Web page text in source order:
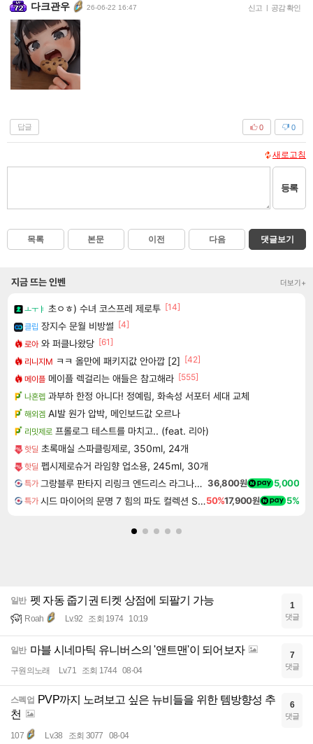
다크관우 26-06-22 16:47 신고 | 공감 확인
답글 0
0
새로고침
등록
목록 본문 이전 다음 댓글보기
지금 뜨는 인벤 더보기+
ㅗㅜㅑ 초ㅇㅎ) 수녀 코스프레 제로투 [14]
클립 장지수 문월 비방썰 [4]
로아 와 퍼클나왔당 [61]
리니지M ㅋㅋ 올만에 패키지값 안아깝 [2] [42]
메이플 메이플 렉걸리는 애들은 참고해라 [555]
나혼렙 과부하 한정 아니다! 정예림, 화속성 서포터 세대 교체
해외겜 AI발 원가 압박, 메인보드값 오르나
리밋제로 프롤로그 테스트를 마치고.. (feat. 리아)
핫딜 초록매실 스파클링제로, 350ml, 24개
핫딜 펩시제로슈거 라임향 업소용, 245ml, 30개
특가 그랑블루 판타지 리링크 엔드리스 라그나로크 업그레이드 킷 Granblue Fantasy Relink Endless Ragnarok Upgrade Kit DLC 36,800원 5,000
특가 시드 마이어의 문명 7 힘의 파도 컬렉션 Sid Meier's Civilization VII Tides of Power Collection DLC50%17,900원 5%
일반 펫 자동 줍기권 티켓 상점에 되팔기 가능
Roah Lv.92 조회 1974 10:19
1
댓글
일반 마블 시네마틱 유니버스의 '앤트맨'이 되어보자
구원의노래 Lv.71 조회 1744 08-04
7
댓글
스펙업
PVP까지 노려보고 싶은 뉴비들을 위한 템방향성 추
천
107 Lv.38 조회 3077 08-04
6
댓글